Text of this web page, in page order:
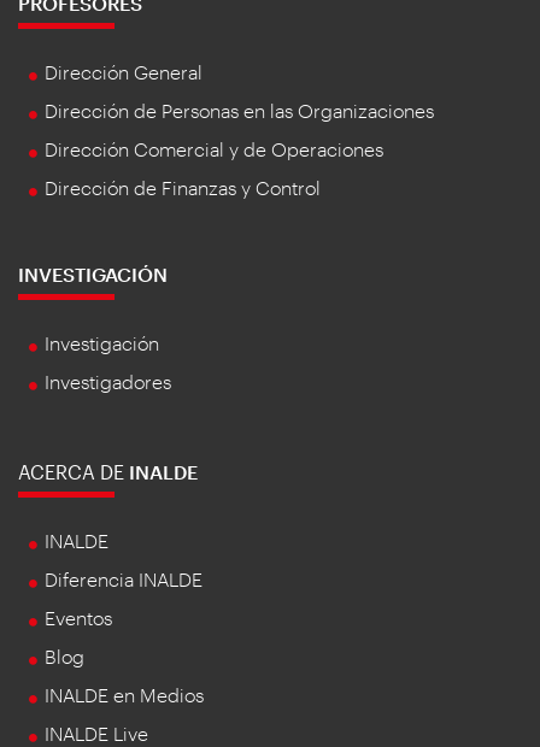
Dirección General
Dirección de Personas en las Organizaciones
Dirección Comercial y de Operaciones
Dirección de Finanzas y Control
INVESTIGACIÓN
Investigación
Investigadores
ACERCA DE INALDE
INALDE
Diferencia INALDE
Eventos
Blog
INALDE en Medios
INALDE Live